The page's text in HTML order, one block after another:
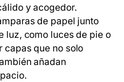
y acogedor.
de papel junto
luz, como luces de pie o
capas que no solo
añadan